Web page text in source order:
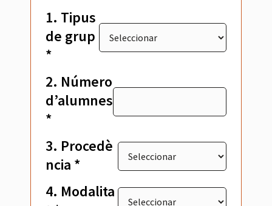
1. Tipus
de grup
*
2. Número
d’alumnes
*
3. Procedè
ncia *
4. Modalita